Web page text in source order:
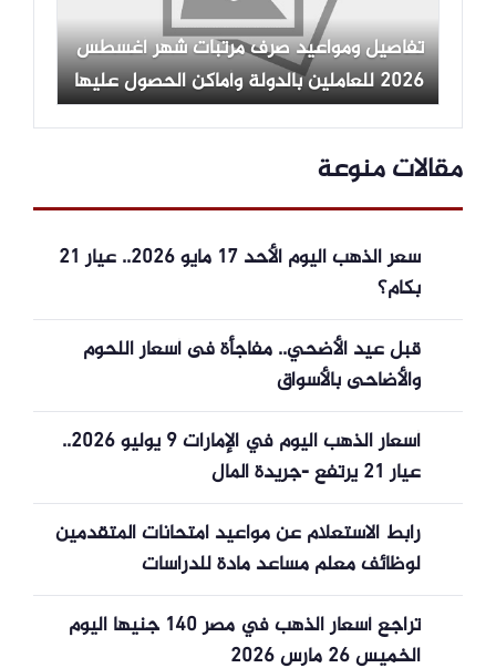
تفاصيل ومواعيد صرف مرتبات شهر أغسطس
2026 للعاملين بالدولة وأماكن الحصول عليها
مقالات منوعة
سعر الذهب اليوم الأحد 17 مايو 2026.. عيار 21
بكام؟
قبل عيد الأضحي.. مفاجأة فى أسعار اللحوم
والأضاحى بالأسواق
أسعار الذهب اليوم في الإمارات 9 يوليو 2026..
عيار 21 يرتفع -جريدة المال
رابط الاستعلام عن مواعيد امتحانات المتقدمين
لوظائف معلم مساعد مادة للدراسات
تراجع أسعار الذهب في مصر 140 جنيها اليوم
الخميس 26 مارس 2026